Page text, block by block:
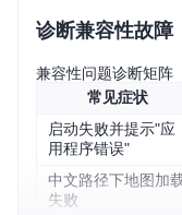
诊断兼容性故障
兼容性问题诊断矩阵
常见症状
启动失败并提示"应
用程序错误"
中文路径下地图加
失败